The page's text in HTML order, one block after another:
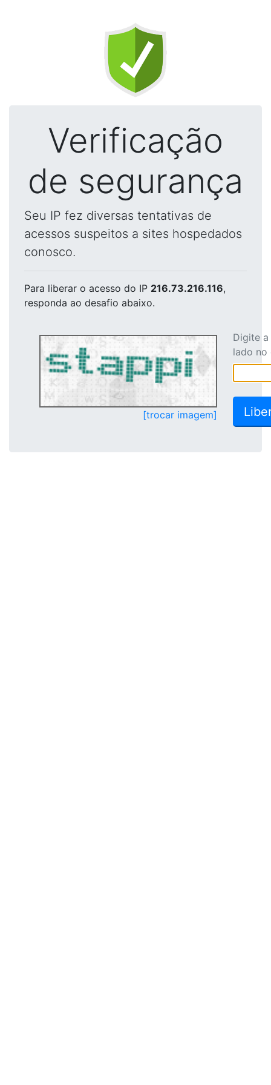
Verificação
de segurança
Seu IP fez diversas tentativas de
acessos suspeitos a sites hospedados
conosco.
Para liberar o acesso do IP 216.73.216.116,
responda ao desafio abaixo.
[trocar imagem]
Digite
lado no